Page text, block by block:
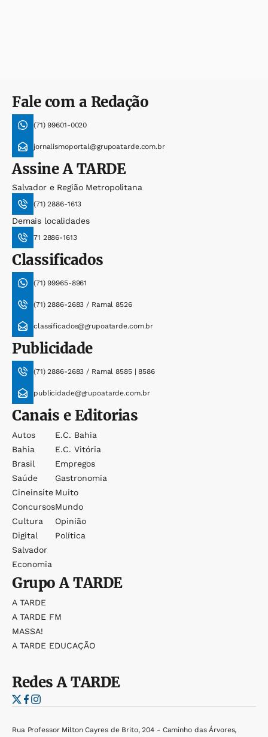
Fale com a Redação
(71) 99601-0020
jornalismoportal@grupoatarde.com.br
AssineA TARDE
Salvador e Região Metropolitana
(71) 2886-1613
Demais localidades
71 2886-1613
Classificados
(71) 99965-8961
(71) 2886-2683 / Ramal 8526
classificados@grupoatarde.com.br
Publicidade
(71) 2886-2683 / Ramal 8585 | 8586
publicidade@grupoatarde.com.br
Canais e Editorias
Autos
Bahia
Brasil
Saúde
Cineinsite
Concursos
Cultura
Digital
Salvador
Economia
E.c. Bahia
E.c. Vitória
Empregos
Gastronomia
Muito
Mundo
Opinião
Política
GrupoA TARDE
A TARDE
A TARDE FM
MASSA!
A TARDE EDUCAÇÃO
RedesA TARDE
Rua Professor Milton Cayres de Brito, 204 - Caminho das Árvores,